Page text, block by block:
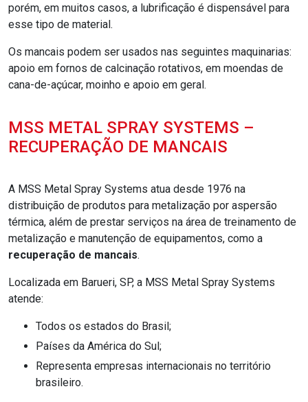
porém, em muitos casos, a lubrificação é dispensável para
esse tipo de material.
Os mancais podem ser usados nas seguintes maquinarias:
apoio em fornos de calcinação rotativos, em moendas de
cana-de-açúcar, moinho e apoio em geral.
MSS METAL SPRAY SYSTEMS –
RECUPERAÇÃO DE MANCAIS
A MSS Metal Spray Systems atua desde 1976 na
distribuição de produtos para metalização por aspersão
térmica, além de prestar serviços na área de treinamento de
metalização e manutenção de equipamentos, como a
recuperação de mancais.
Localizada em Barueri, SP, a MSS Metal Spray Systems
atende:
todos os estados do Brasil;
países da América do Sul;
representa empresas internacionais no território
brasileiro.